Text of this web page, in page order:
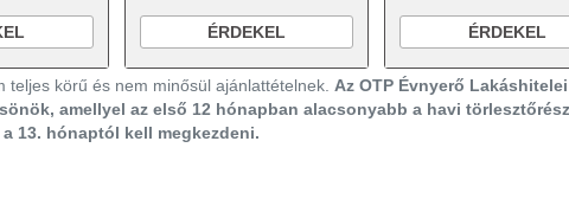
ÉRDEKEL ÉRDEKEL
teljes körű és nem minősül ajánlattételnek. Az OTP Évnyerő
amellyel az első 12 hónapban alacsonyabb a havi
13. hónaptól kell megkezdeni.